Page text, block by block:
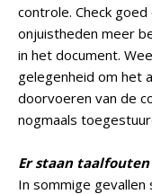
controle. Check
onjuistheden meer
in het document.
gelegenheid om het
doorvoeren van de
nogmaals
Er staan
In sommige